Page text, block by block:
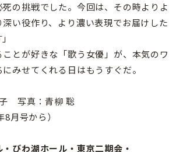
死の挑戦でした。今回は、その時よりよ
深い役作り、より濃い表現でお届けした
とが好きな「歌う女優」が、本気のワ
みせてくれる日はもうすぐだ。
写真：青柳 聡
8月号から）
びわ湖ホール・東京二期会・